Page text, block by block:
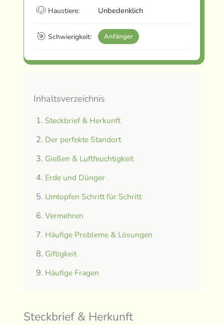
🐶 Haustiere: Unbedenklich
🎯 Schwierigkeit: Anfänger
Inhaltsverzeichnis
Steckbrief & Herkunft
Der perfekte Standort
Gießen & Luftfeuchtigkeit
Erde und Dünger
Umtopfen Schritt für Schritt
Vermehren
Häufige Probleme & Lösungen
Giftigkeit
Häufige Fragen
Steckbrief & Herkunft